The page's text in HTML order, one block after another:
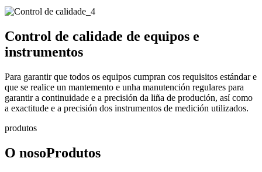
Control de calidade de equipos e
instrumentos
Para garantir que todos os equipos cumpran cos requisitos estándar e
que se realice un mantemento e unha manutención regulares para
garantir a continuidade e a precisión da liña de produción, así como
a exactitude e a precisión dos instrumentos de medición utilizados.
produtos
O nosoProdutos